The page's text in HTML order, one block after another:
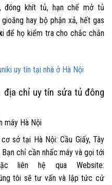
đóng khít tủ, hạn chế mở tủ
hay bộ phận xả, hết gas
iđể họ kiểm tra cho chắc chắn
uy tín tại nhà ở Hà Nội
địa chỉ uy tín sửa tủ đông
máy Hà Nội
sở tại Hà Nội: Cầu Giấy, Tây
chỉ cần nhấc máy và gọi tới
liên hệ qua Website:
tôi sẽ tư vấn và lập tức cử